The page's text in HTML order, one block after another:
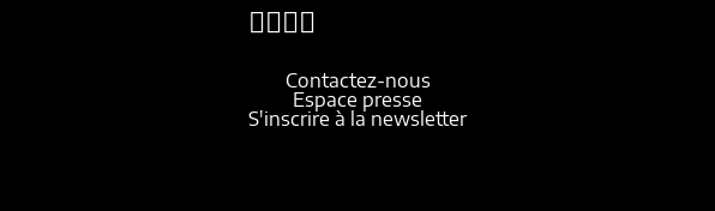
Contactez-nous
Espace presse
S'inscrire à la newsletter